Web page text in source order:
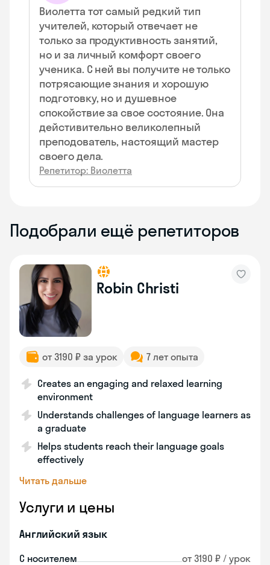
Виолетта тот самый редкий тип
учителей, который отвечает не
только за продуктивность занятий,
но и за личный комфорт своего
ученика. С ней вы получите не только
потрясающие знания и хорошую
подготовку, но и душевное
спокойствие за свое состояние. Она
дейстивительно великолепный
преподователь, настоящий мастер
своего дела.
Репетитор: Виолетта
Подобрали ещё репетиторов
Robin Christi
от 3190 ₽ за урок 7 лет опыта
Creates an engaging and relaxed learning
environment
Understands challenges of language learners as
a graduate
Helps students reach their language goals
effectively
Читать дальше
Услуги и цены
Английский язык
С носителем от 3190 ₽ / урок